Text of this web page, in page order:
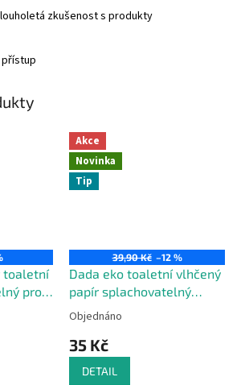
zkušenost s produkty
toaletní
pro
Akce
Novinka
Tip
39,90 Kč –12 %
Dada eko toaletní vlhčený
papír splachovatelný
dětský, malina, 60 ks
Objednáno
35 Kč
DETAIL